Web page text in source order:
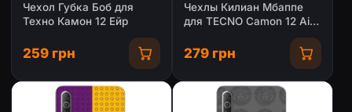
Чехол Губка Боб для
Техно Камон 12 Ейр
259 грн
Чехлы Килиан Мбаппе
для TECNO Camon 12 Air
279 грн